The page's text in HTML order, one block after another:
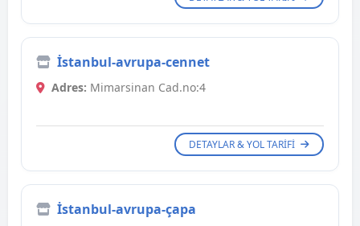
İstanbul-avrupa-cennet
Adres: Mimarsinan Cad.no:4
DETAYLAR & YOL TARIFI
İstanbul-avrupa-çapa